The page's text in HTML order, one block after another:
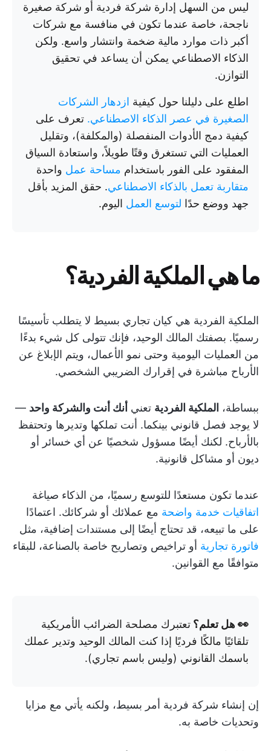
ليس من السهل إدارة شركة فردية أو شركة صغيرة
ناجحة، خاصة عندما تكون في منافسة مع شركات
أكبر ذات موارد مالية ضخمة وانتشار واسع. ولكن
الذكاء الاصطناعي يمكن أن يساعد في تحقيق
التوازن.
اطلع على دليلنا حول كيفية ازدهار الشركات
الصغيرة في عصر الذكاء الاصطناعي. تعرف على
كيفية دمج الأدوات المنفصلة (والمكلفة)، وتقليل
العمليات التي تستغرق وقتًا طويلاً، واستعادة السياق
المفقود على الفور باستخدام مساحة عمل واحدة
متقاربة تعمل بالذكاء الاصطناعي. حقق المزيد بأقل
جهد ووضع حدًا لتوسع العمل اليوم.
ما هي الملكية الفردية؟
الملكية الفردية هي كيان تجاري بسيط لا يتطلب تأسيسًا
رسميًا. بصفتك المالك الوحيد، فإنك تتولى كل شيء بدءًا
من العمليات اليومية وحتى نمو الأعمال، ويتم الإبلاغ عن
الأرباح مباشرة في إقرارك الضريبي الشخصي.
ببساطة، الملكية الفردية تعني أنك أنت والشركة واحد —
لا يوجد فصل قانوني بينكما. أنت تملكها وتديرها وتحتفظ
بالأرباح. لكنك أيضًا مسؤول شخصيًا عن أي خسائر أو
ديون أو مشاكل قانونية.
عندما تكون مستعدًا للتوسع رسميًا، من الذكاء صياغة
اتفاقيات خدمة واضحة مع عملائك أو شركائك. اعتمادًا
على ما تبيعه، قد تحتاج أيضًا إلى مستندات إضافية، مثل
فاتورة تجارية أو تراخيص وتصاريح خاصة بالصناعة، للبقاء
متوافقًا مع القوانين.
👀 هل تعلم؟ تعتبرك مصلحة الضرائب الأمريكية
تلقائيًا مالكًا فرديًا إذا كنت المالك الوحيد وتدير عملك
باسمك القانوني (وليس باسم تجاري).
إن إنشاء شركة فردية أمر بسيط، ولكنه يأتي مع مزايا
وتحديات خاصة به.